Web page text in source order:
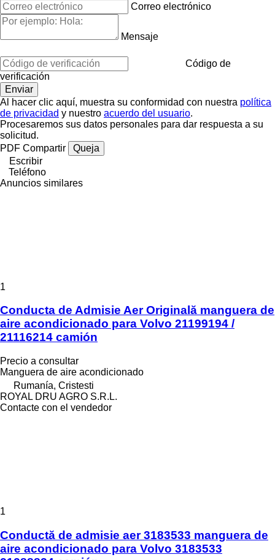
Correo electrónico
Mensaje
Código de
verificación
Al hacer clic aquí, muestra su conformidad con nuestra política
de privacidad y nuestro acuerdo del usuario.
Procesaremos sus datos personales para dar respuesta a su
solicitud.
PDF Compartir
Queja
Escribir
Teléfono
Anuncios similares
1
Conducta de Admisie Aer Originală manguera de
aire acondicionado para Volvo 21199194 /
21116214 camión
Precio a consultar
Manguera de aire acondicionado
Rumanía, Cristesti
ROYAL DRU AGRO S.R.L.
Contacte con el vendedor
1
Conductă de admisie aer 3183533 manguera de
aire acondicionado para Volvo 3183533